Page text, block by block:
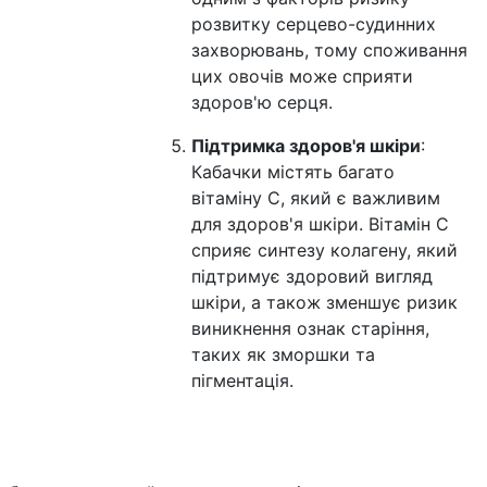
розвитку серцево-судинних
захворювань, тому споживання
цих овочів може сприяти
здоров'ю серця.
Підтримка здоров'я шкіри:
Кабачки містять багато
вітаміну C, який є важливим
для здоров'я шкіри. Вітамін C
сприяє синтезу колагену, який
підтримує здоровий вигляд
шкіри, а також зменшує ризик
виникнення ознак старіння,
таких як зморшки та
пігментація.